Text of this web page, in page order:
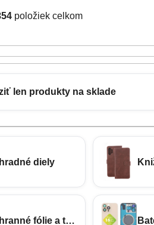
položiek celkom
len produkty na sklade
diely
fólie a tvrdené sklá